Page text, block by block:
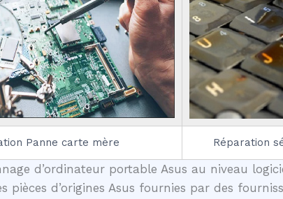
Panne carte mère Réparation
d’ordinateur portable Asus au niveau
pièces d’origines Asus fournies par des